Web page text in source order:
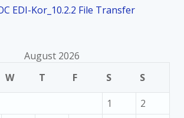
EDI-Kor_10.2.2 File Transfer
August 2026
W T F S S
1
2